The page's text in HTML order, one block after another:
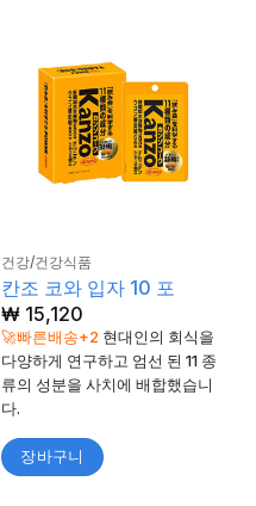
건강/건강식품
칸조 코와 입자 10 포
₩15,120
🚀빠른배송+2 현대인의 회식을
다양하게 연구하고 엄선 된 11 종
류의 성분을 사치에 배합했습니
다.
장바구니